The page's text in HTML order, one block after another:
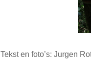
Tekst en foto’s: Jurgen